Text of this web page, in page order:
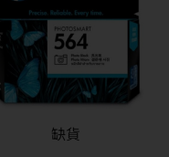
缺貨